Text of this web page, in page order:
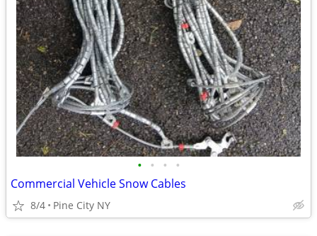
• • • •
Commercial Vehicle Snow Cables
8/4 Pine City NY